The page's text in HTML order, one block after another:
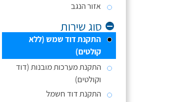
אזור הנגב
סוג שירות
התקנת דוד שמש (ללא
קולטים)
התקנת מערכות מובנות (דוד
וקולטים)
התקנת דוד חשמל